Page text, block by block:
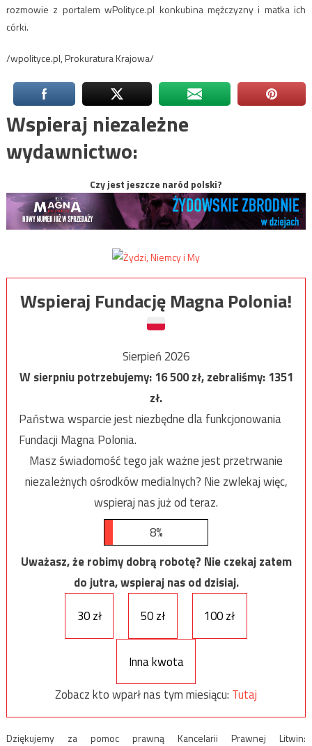
rozmowie z portalem wPolityce.pl konkubina mężczyzny i matka ich
córki.
/wpolityce.pl, Prokuratura Krajowa/
Wspieraj niezależne
wydawnictwo:
Czy jest jeszcze naród polski?
Wspieraj Fundację Magna Polonia!
Sierpień 2026
W sierpniu potrzebujemy:16 500zł, zebraliśmy:1351
zł.
Państwa wsparcie jest niezbędne dla funkcjonowania
Fundacji Magna Polonia.
Masz świadomość tego jak ważne jest przetrwanie
niezależnych ośrodków medialnych? Nie zwlekaj więc,
wspieraj nas już od teraz.
8%
Uważasz, że robimy dobrą robotę? Nie czekaj zatem
do jutra, wspieraj nas od dzisiaj.
30 zł
50 zł 100 zł
Inna kwota
Zobacz kto wparł nas tym miesiącu: Tutaj
Dziękujemy za pomoc prawną Kancelarii Prawnej Litwin: